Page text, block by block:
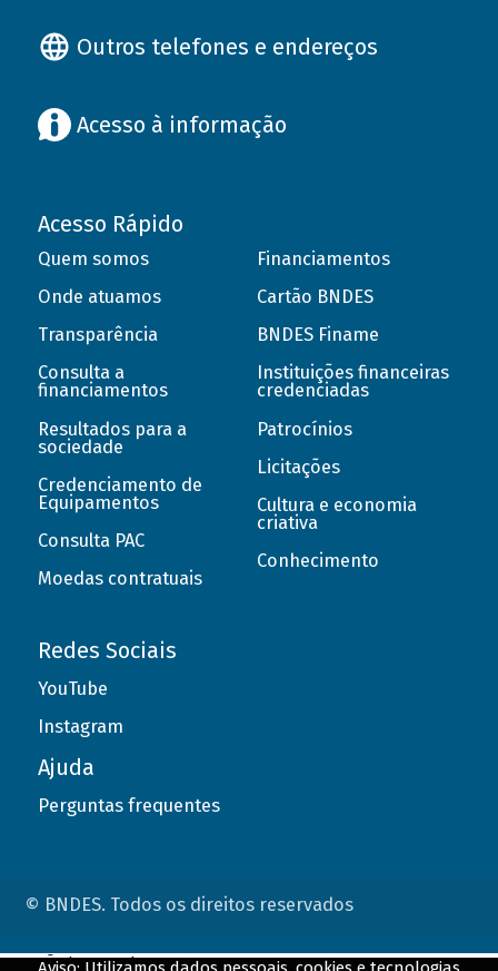
Outros telefones e endereços
Acesso à informação
Acesso Rápido
Quem somos
Onde atuamos
Transparência
Consulta a
financiamentos
Resultados para a
sociedade
Credenciamento de
Equipamentos
Consulta PAC
Moedas contratuais
Financiamentos
Cartão BNDES
BNDES Finame
Instituições financeiras
credenciadas
Patrocínios
Licitações
Cultura e economia
criativa
Conhecimento
Redes Sociais
YouTube
Instagram
Ajuda
Perguntas frequentes
© BNDES. Todos os direitos reservados
ConteÃºdo complementar